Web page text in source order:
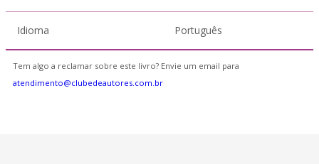
Idioma Português
Tem algo a reclamar sobre este livro? Envie um email para
atendimento@clubedeautores.com.br